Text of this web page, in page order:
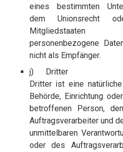
eines bestimmten
dem Unionsrecht
Mitgliedstaaten
personenbezogene
nicht als Empfänger.
j) Dritter
Dritter ist eine
Behörde, Einrichtung
betroffenen Person,
Auftragsverarbeiter und
unmittelbaren
oder des